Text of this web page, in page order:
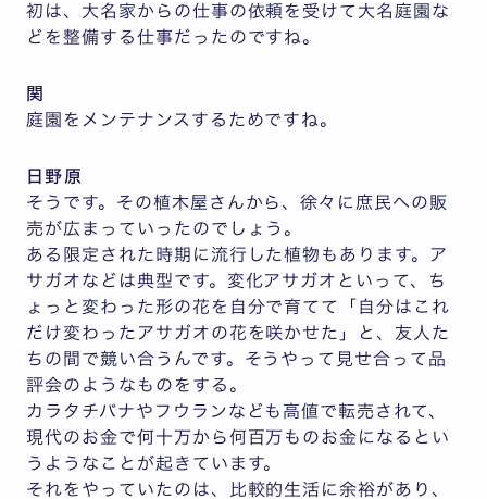
初は、大名家からの仕事の依頼を受けて大名庭園な
どを整備する仕事だったのですね。
関
庭園をメンテナンスするためですね。
日野原
そうです。その植木屋さんから、徐々に庶民への販
売が広まっていったのでしょう。
ある限定された時期に流行した植物もあります。ア
サガオなどは典型です。変化アサガオといって、ち
ょっと変わった形の花を自分で育てて「自分はこれ
だけ変わったアサガオの花を咲かせた」と、友人た
ちの間で競い合うんです。そうやって見せ合って品
評会のようなものをする。
カラタチバナやフウランなども高値で転売されて、
現代のお金で何十万から何百万ものお金になるとい
うようなことが起きています。
それをやっていたのは、比較的生活に余裕があり、